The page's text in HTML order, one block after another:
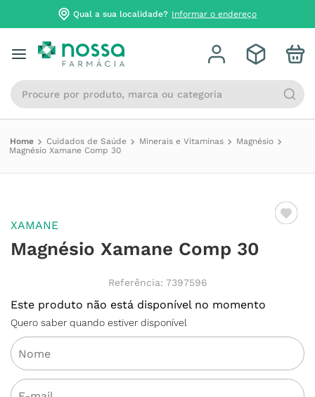
Qual a sua localidade? Informar o endereço
Procure por produto, marca ou categoria
Cuidados de Saúde Minerais e Vitaminas
Magnésio
Magnésio Xamane Comp 30
XAMANE
Magnésio Xamane Comp 30
Referência: 7397596
Este produto não está disponível no momento
Quero saber quando estiver disponível